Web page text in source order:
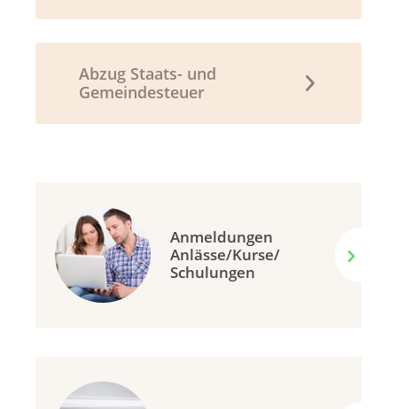
Abzug Staats- und
Gemeindesteuer
Anmeldungen
Anlässe/Kurse/
Schulungen